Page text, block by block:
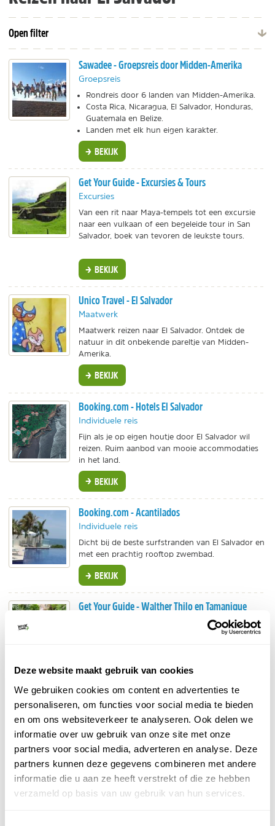
Deze website maakt gebruik van cookies
We gebruiken cookies om content en advertenties te
personaliseren, om functies voor social media te bieden
en om ons websiteverkeer te analyseren. Ook delen we
informatie over uw gebruik van onze site met onze
partners voor social media, adverteren en analyse. Deze
partners kunnen deze gegevens combineren met andere
informatie die u aan ze heeft verstrekt of die ze hebben
verzameld op basis van uw gebruik van hun services.
Open filter
Sawadee - Groepsreis door Midden-Amerika
Groepsreis
Rondreis door 6 landen van Midden-Amerika.
Costa Rica, Nicaragua, El Salvador, Honduras,
Guatemala en Belize.
Landen met elk hun eigen karakter.
BEKIJK
Get Your Guide - Excursies & Tours
Excursies
Van een rit naar Maya-tempels tot een excursie
naar een vulkaan of een begeleide tour in San
Salvador, boek van tevoren de leukste tours.
BEKIJK
Unico Travel - El Salvador
Maatwerk
Maatwerk reizen naar El Salvador. Ontdek de
natuur in dit onbekende pareltje van Midden-
Amerika.
BEKIJK
Booking.com - Hotels El Salvador
Individuele reis
Fijn als je op eigen houtje door El Salvador wil
reizen. Ruim aanbod van mooie accommodaties
in het land.
BEKIJK
Booking.com - Acantilados
Individuele reis
Dicht bij de beste surfstranden van El Salvador en
met een prachtig rooftop zwembad.
BEKIJK
Get Your Guide - Walther Thilo en Tamanique
Dagexcursies en tour naar Walter Thilo en de
BEKIJK
Booking.com - Mizata By Antiresort
Uniek overnachten in een boomhut bij het
strand? Bekijk dan ons favoriete hotel in El
Salvador.
BEKIJK
Undiscovered - El Salvador